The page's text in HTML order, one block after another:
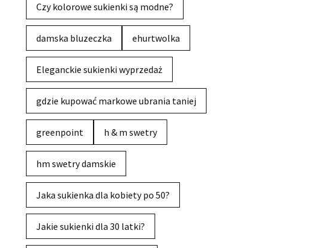
Czy kolorowe sukienki są modne?
damska bluzeczka ehurtwolka
Eleganckie sukienki wyprzedaż
gdzie kupować markowe ubrania taniej
greenpoint h & m swetry
hm swetry damskie
Jaka sukienka dla kobiety po 50?
Jakie sukienki dla 30 latki?